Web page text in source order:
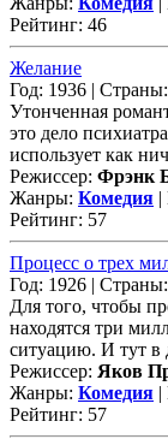
Рейтинг: 46
Желание
Год: 1936 |
Утонченная
это дело
использует как
Режиссер: Фрэнк
Жанры: Комедия |
Рейтинг: 57
Процесс о трех
Год: 1926 |
Для того, чтобы
находятся три
ситуацию. И тут в
Режиссер: Яков
Жанры: Комедия |
Рейтинг: 57